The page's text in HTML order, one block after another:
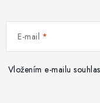
E-mail
Vložením e-mailu